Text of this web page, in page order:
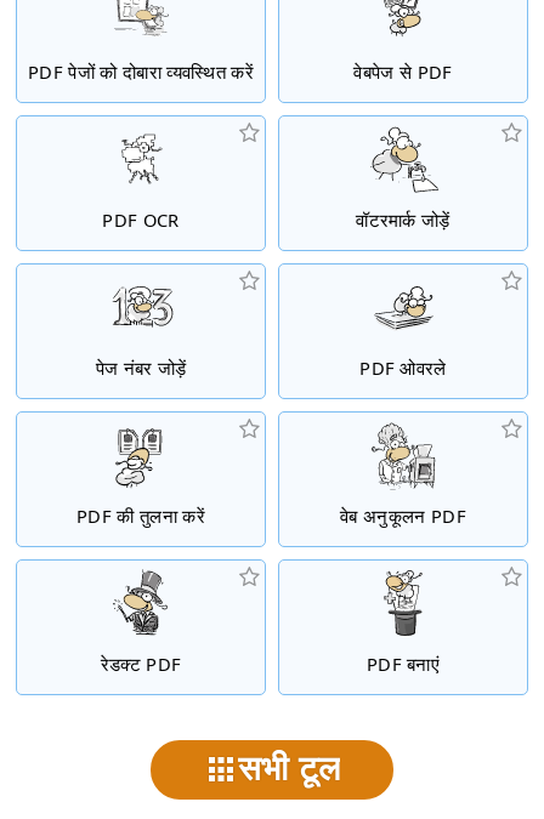
PDF पेजों को दोबारा व्यवस्थित करें वेबपेज से PDF
PDF OCR वॉटरमार्क जोड़ें
पेज नंबर जोड़ें PDF ओवरले
PDF की तुलना करें वेब अनुकूलन PDF
रेडक्ट PDF PDF बनाएं
सभी टूल